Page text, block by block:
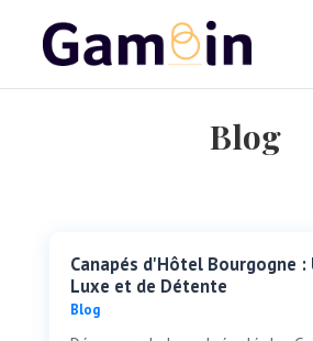
Blog
Canapés d'Hôtel Bourgogne :
Luxe et de Détente
Blog